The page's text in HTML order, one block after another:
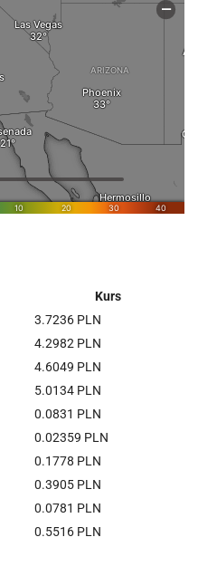
Kurs
3.7236 PLN
4.2982 PLN
4.6049 PLN
5.0134 PLN
0.0831 PLN
0.02359 PLN
0.1778 PLN
0.3905 PLN
0.0781 PLN
0.5516 PLN